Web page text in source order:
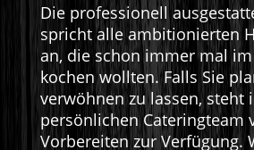
Die professionell
spricht alle ambitionierten
an, die schon immer mal
kochen wollten. Falls Sie
verwöhnen zu lassen, steht
persönlichen Cateringteam
Vorbereiten zur Verfügung.